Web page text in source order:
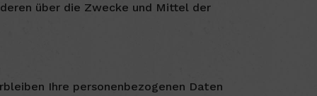
über die Zwecke und Mittel der
Ihre personenbezogenen Daten